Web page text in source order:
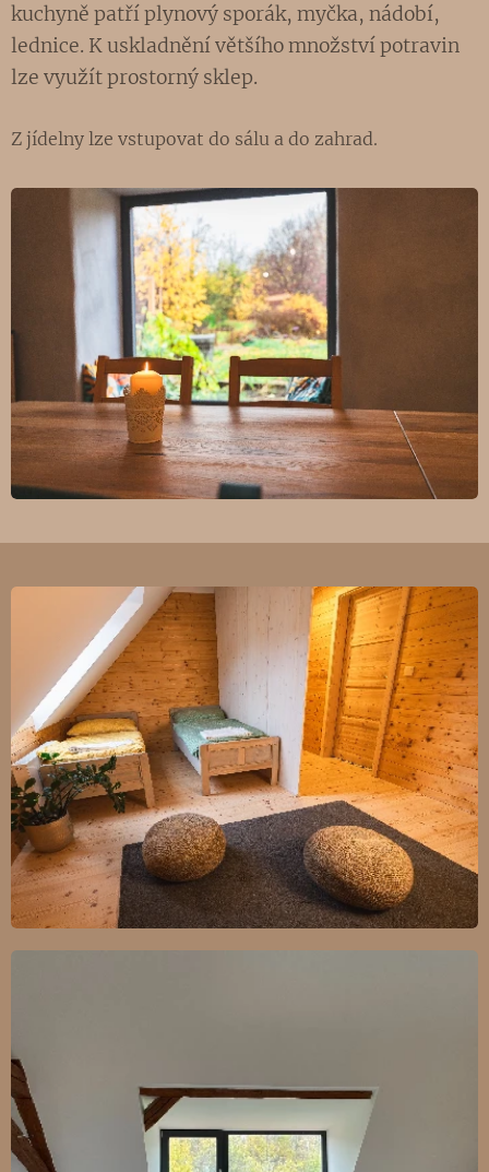
kuchyně patří plynový sporák, myčka, nádobí,
lednice. K uskladnění většího množství potravin
lze využít prostorný sklep.
Z jídelny lze vstupovat do sálu a do zahrad.